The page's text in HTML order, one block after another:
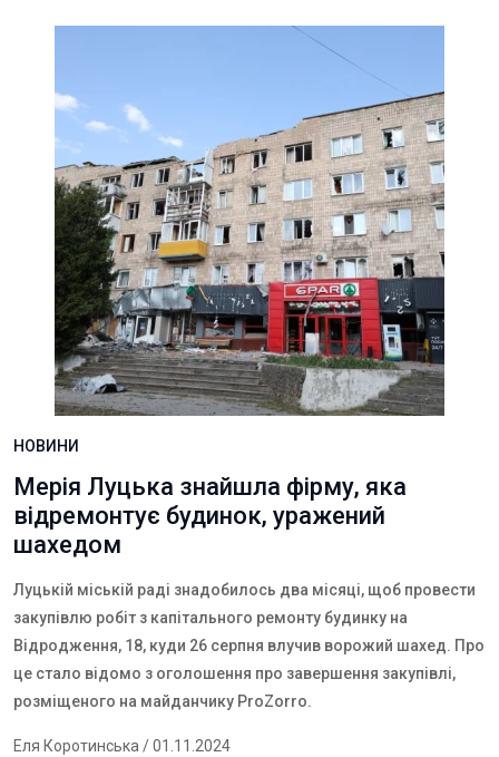
НОВИНИ
Мерія Луцька знайшла фірму, яка
відремонтує будинок, уражений
шахедом
Луцькій міській раді знадобилось два місяці, щоб провести
закупівлю робіт з капітального ремонту будинку на
Відродження, 18, куди 26 серпня влучив ворожий шахед. Про
це стало відомо з оголошення про завершення закупівлі,
розміщеного на майданчику ProZorro.
Еля Коротинська / 01.11.2024